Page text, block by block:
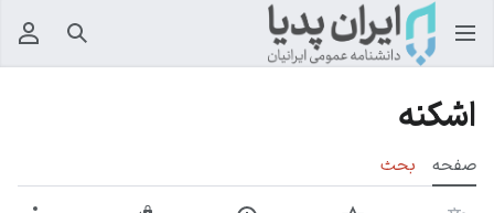
جستجو
اشکنه
صفحه بحث